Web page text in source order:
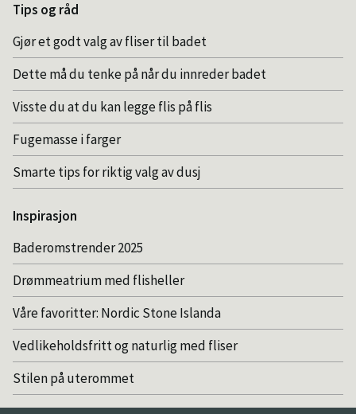
Tips og råd
Gjør et godt valg av fliser til badet
Dette må du tenke på når du innreder badet
Visste du at du kan legge flis på flis
Fugemasse i farger
Smarte tips for riktig valg av dusj
Inspirasjon
Baderomstrender 2025
Drømmeatrium med flisheller
Våre favoritter: Nordic Stone Islanda
Vedlikeholdsfritt og naturlig med fliser
Stilen på uterommet